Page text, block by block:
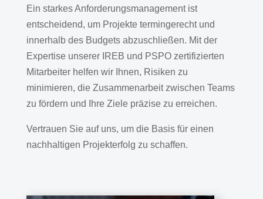
Ein starkes Anforderungsmanagement ist
entscheidend, um Projekte termingerecht und
innerhalb des Budgets abzuschließen. Mit der
Expertise unserer IREB und PSPO zertifizierten
Mitarbeiter helfen wir Ihnen, Risiken zu
minimieren, die Zusammenarbeit zwischen Teams
zu fördern und Ihre Ziele präzise zu erreichen.
Vertrauen Sie auf uns, um die Basis für einen
nachhaltigen Projekterfolg zu schaffen.